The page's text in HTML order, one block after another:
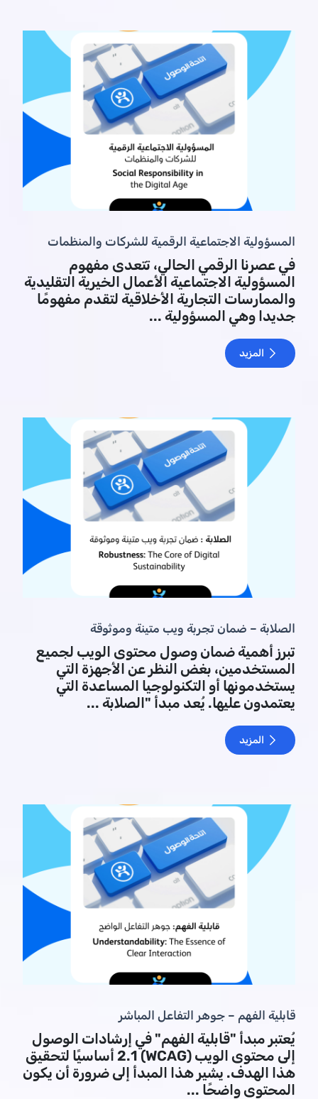
المسؤولية الاجتماعية الرقمية للشركات والمنظمات
في عصرنا الرقمي الحالي، تتعدى مفهوم
المسؤولية الاجتماعية الأعمال الخيرية التقليدية
والممارسات التجارية الأخلاقية لتقدم مفهومًا
جديدا وهي المسؤولية ...
المزيد
الصلابة – ضمان تجربة ويب متينة وموثوقة
تبرز أهمية ضمان وصول محتوى الويب لجميع
المستخدمين، بغض النظر عن الأجهزة التي
يستخدمونها أو التكنولوجيا المساعدة التي
يعتمدون عليها. يُعد مبدأ "الصلابة ...
المزيد
قابلية الفهم – جوهر التفاعل المباشر
يُعتبر مبدأ "قابلية الفهم" في إرشادات الوصول
إلى محتوى الويب (WCAG) 2.1 أساسيًا لتحقيق
هذا الهدف. يشير هذا المبدأ إلى ضرورة أن يكون
المحتوى واضحًا ...